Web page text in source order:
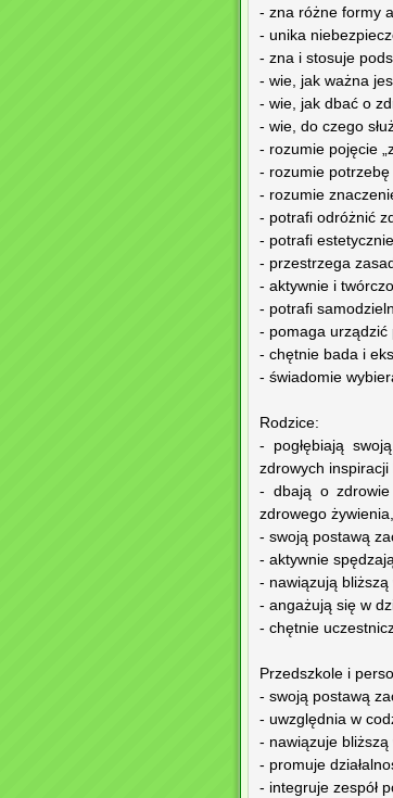
- zna różne formy
- unika
- zna i stosuje
- wie, jak ważna
- wie, jak dbać o
- wie, do czego
- rozumie pojęcie
- rozumie
- rozumie
- potrafi odróżnić
- potrafi
- przestrzega
- aktywnie i
- potrafi
- pomaga urządzić
- chętnie bada i
- świadomie
Rodzice:
- pogłębiają
zdrowych inspiracji
- dbają o zdrowie
zdrowego żywienia,
- swoją postawą
- aktywnie
- nawiązują bliższą
- angażują się w
- chętnie
Przedszkole i
- swoją postawą
- uwzględnia w
- nawiązuje bliższą
- promuje
- integruje zespół